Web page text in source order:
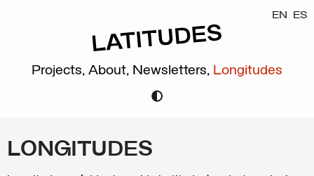
EN ES
Projects, About, Newsletters, Longitudes
LONGITUDES